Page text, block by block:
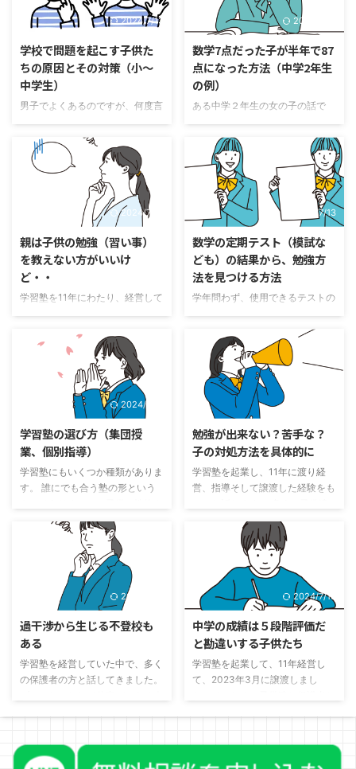
せん。 ここでは、勉強が好きで
なく、夏休みの宿題を終わらせる
いてお伝えします。もともと競争
が好きで、7月中に終わらせる、
といって、友達と競争をしてしま
うような子の場合ではありませ
かやらない子供にどのような方法
で進めてもらい、親は何をすると
いいのかについてお伝えします。
わけがわからなくなります。国語
の文章であれば、「理解」するこ
とはできます。文章ですので。
しかし、数学の場合は、もとも
と、意味のない式を言葉にしただ
けです。「理解」しようとすると
物語のように流れもありませんの
式が立てられなくなってしまうの
です。数学の文章題（特に方程
式） ...
2024/7/13
学校で問題を起こす子供た
ちの原因とその対策（小～
中学生）
男子でよくあるのですが、何度言
がいます。小学生が一番多く、座
っていられない、他の子にちょっ
かいを出す、暴言を吐くというこ
とですね。中学生になっても、同
じことを繰り返す子もたまにいま
す。兄弟がいると、割と両方の子
もちろん、片方だけという場合も
ありますが、両方の兄弟がやると
いうことは親に原因があるからで
す。なぜ、その子がそういったこ
も多くあります。 「なんで、俺
ばっかり」 学校から連絡を受け
2024/7/13
数学7点だった子が半年で87
点になった方法（中学2年生
の例）
ある中学２年生の女の子の話で
きました。前期中間（１学期）テ
ストの結果で数学７点でした。後
期中間（２学期）テストで６０点
台になり、後期期末（３学期）で
８７点になり成績も２から４にな
りました。学校の先生も大変驚い
のか？？」と言われたと喜んで伝
えてくれました。 （私がその子
に渡していた塾のテキストを学校
の先生がコピーさせてほしいとい
イントは問題集じゃないんですけ
どね。教え方なんですが、熱心な
先生だなと思います） この子は
数 ...
2024/7/13
親は子供の勉強（習い事）
を教えない方がいいけ
ど・・
学習塾を11年にわたり、経営して
い方がいいです。 その理由につ
いてお話いたします。ただ、課題
など単発のものは手伝ってあげて
問題ないです。ここで言うのは毎
日の勉強についてです。 勉強の
うことが問題（期待しているか
ら） 小学生でも、中学生でも高
校生でもいいのですが、親が勉強
が得意だったりすると、大体見る
くあると思います。特に中学生ま
でであれば、どの科目でも解答が
あれば教えることができると思っ
2024/7/13
数学の定期テスト（模試な
ども）の結果から、勉強方
法を見つける方法
学年問わず、使用できるテストの
から大学受験まで使えますが、使
いやすいのは数学です。 ただ、
テストの点数を見て、これからは
頑張ろう、ではダメなわけです。
また、子供たちは間違って理解す
ることが多く、「応用問題が解け
た」などと言ってきます。 そう
すると、「応用問題」や「文章問
題」に力を入れたらいいことにな
りますが、ほとんどの場合はそう
に、「応用問題」や「文章問題」
ができていないことは事実である
のですが、それ以前に問題でつま
2024/7/13
学習塾の選び方（集団授
業、個別指導）
学習塾にもいくつか種類がありま
す。 誰にでも合う塾の形という
目標によって変わってきます。そ
れぞれのスタイルにメリットとデ
メリットがあります。 集団授業
と個別指導の特徴についてお伝え
いたします。 集団授業の長所と
短所 集団授業の長所 同じ金額な
業を受けることができる 個別指
導よりも質の高い授業を受けるこ
とができる確率があがる（専門の
講師になることが多いので） 他
勉強が出来ない？苦手な？
子の対処方法を具体的に
学習塾を起業し、11年に渡り経
営、指導そして譲渡した経験をも
と保護者と接してきました。通う
子の継続平均年数は3年くらいで
したが、長い子は9年、8年つづ
けてくれる子も多かったからこそ
言えることがあります。小中学生
の時に入塾して、大学入学まで通
まず、一つ言えることは、勉強の
でき不出来と、社会に出てからの
仕事というのはなんの相関性もあ
りません。そのため、このタイト
...
2024/7/13
過干渉から生じる不登校も
ある
学習塾を経営していた中で、多く
の保護者の方と話してきました。
ーとして仕事ができる人は、子育
てが得意かもしれません。相手の
2024/7/13
中学の成績は５段階評価だ
と勘違いする子供たち
学習塾を起業して、11年経営し
て、2023年3月に譲渡しまし
きでない子供は、自分の成績は
「普通」だと思いたがります。５